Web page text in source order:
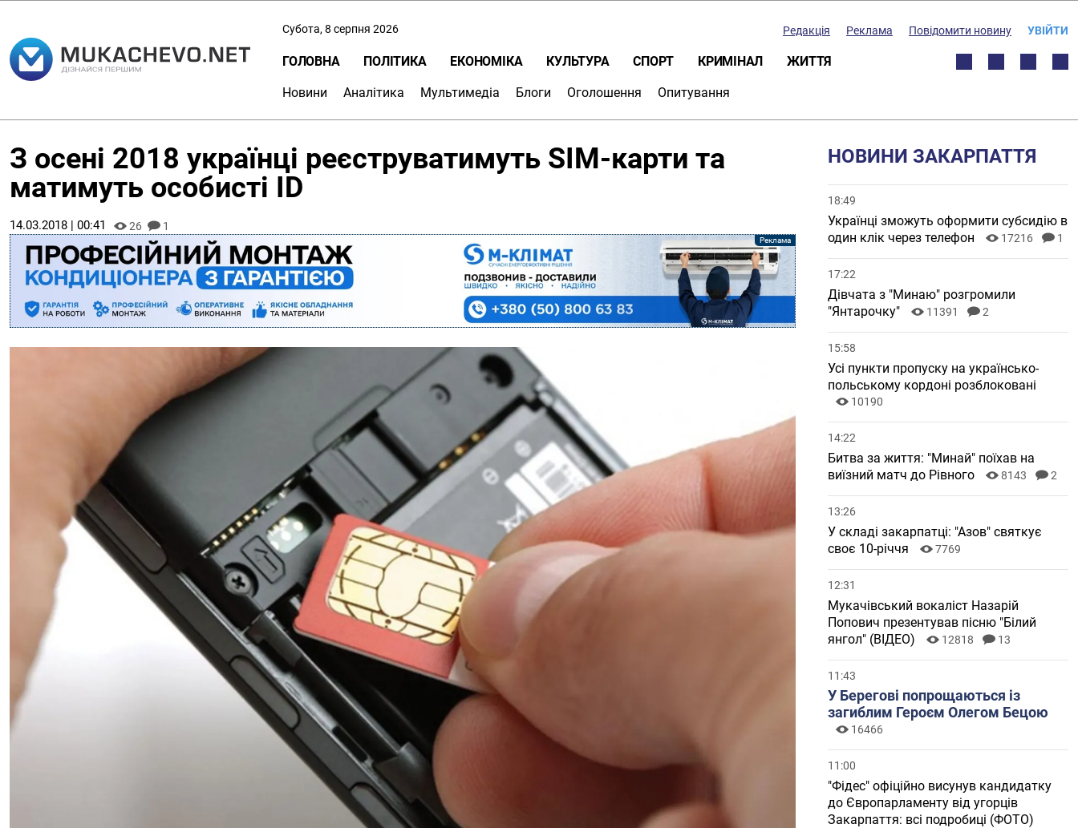
Субота, 8 серпня 2026 Редакція Реклама Повідомити новину УВІЙТИ
ГОЛОВНА ПОЛІТИКА ЕКОНОМІКА КУЛЬТУРА СПОРТ КРИМІНАЛ ЖИТТЯ
Новини Аналітика Мультимедіа Блоги Оголошення Опитування
З осені 2018 українці реєструватимуть SIM-карти та
матимуть особисті ID
14.03.2018 | 00:41 26 1
НОВИНИ ЗАКАРПАТТЯ
18:49
Українці зможуть оформити субсидію в
один клік через телефон
17216 1
17:22
Дівчата з "Минаю" розгромили
"Янтарочку"
11391 2
15:58
Усі пункти пропуску на українсько-
польському кордоні розблоковані
10190
14:22
Битва за життя: "Минай" поїхав на
виїзний матч до Рівного
8143 2
13:26
У складі закарпатці: "Азов" святкує
своє 10-річчя
7769
12:31
Мукачівський вокаліст Назарій
Попович презентував пісню "Білий
янгол" (ВІДЕО)
12818 13
11:43
У Берегові попрощаються із
загиблим Героєм Олегом Бецою
16466
11:00
"Фідес" офіційно висунув кандидатку
до Європарламенту від угорців
Закарпаття: всі подробиці (ФОТО)